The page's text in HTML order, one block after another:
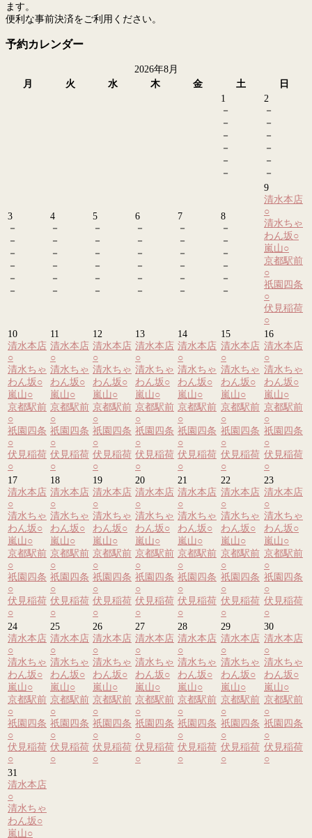
ます。
便利な事前決済をご利用ください。
予約カレンダー
2026年8月
月
火 水 木 金 土
日
1
－
－
－
－
－
－
2
－
－
－
－
－
－
3
－
－
－
－
－
－
4
－
－
－
－
－
－
5
－
－
－
－
－
－
6
－
－
－
－
－
－
7
－
－
－
－
－
－
8
－
－
－
－
－
－
9
清水本店
○
清水ちゃ
わん坂○
嵐山○
京都駅前
○
祇園四条
○
伏見稲荷
○
10
清水本店
○
清水ちゃ
わん坂○
嵐山○
京都駅前
○
祇園四条
○
伏見稲荷
○
11
清水本店
○
清水ちゃ
わん坂○
嵐山○
京都駅前
○
祇園四条
○
伏見稲荷
○
12
清水本店
○
清水ちゃ
わん坂○
嵐山○
京都駅前
○
祇園四条
○
伏見稲荷
○
13
清水本店
○
清水ちゃ
わん坂○
嵐山○
京都駅前
○
祇園四条
○
伏見稲荷
○
14
清水本店
○
清水ちゃ
わん坂○
嵐山○
京都駅前
○
祇園四条
○
伏見稲荷
○
15
清水本店
○
清水ちゃ
わん坂○
嵐山○
京都駅前
○
祇園四条
○
伏見稲荷
○
16
清水本店
○
清水ちゃ
わん坂○
嵐山○
京都駅前
○
祇園四条
○
伏見稲荷
○
17
清水本店
○
清水ちゃ
わん坂○
嵐山○
京都駅前
○
祇園四条
○
伏見稲荷
○
18
清水本店
○
清水ちゃ
わん坂○
嵐山○
京都駅前
○
祇園四条
○
伏見稲荷
○
19
清水本店
○
清水ちゃ
わん坂○
嵐山○
京都駅前
○
祇園四条
○
伏見稲荷
○
20
清水本店
○
清水ちゃ
わん坂○
嵐山○
京都駅前
○
祇園四条
○
伏見稲荷
○
21
清水本店
○
清水ちゃ
わん坂○
嵐山○
京都駅前
○
祇園四条
○
伏見稲荷
○
22
清水本店
○
清水ちゃ
わん坂○
嵐山○
京都駅前
○
祇園四条
○
伏見稲荷
○
23
清水本店
○
清水ちゃ
わん坂○
嵐山○
京都駅前
○
祇園四条
○
伏見稲荷
○
24
清水本店
○
清水ちゃ
わん坂○
嵐山○
京都駅前
○
祇園四条
○
伏見稲荷
○
25
清水本店
○
清水ちゃ
わん坂○
嵐山○
京都駅前
○
祇園四条
○
伏見稲荷
○
26
清水本店
○
清水ちゃ
わん坂○
嵐山○
京都駅前
○
祇園四条
○
伏見稲荷
○
27
清水本店
○
清水ちゃ
わん坂○
嵐山○
京都駅前
○
祇園四条
○
伏見稲荷
○
28
清水本店
○
清水ちゃ
わん坂○
嵐山○
京都駅前
○
祇園四条
○
伏見稲荷
○
29
清水本店
○
清水ちゃ
わん坂○
嵐山○
京都駅前
○
祇園四条
○
伏見稲荷
○
30
清水本店
○
清水ちゃ
わん坂○
嵐山○
京都駅前
○
祇園四条
○
伏見稲荷
○
31
清水本店
○
清水ちゃ
わん坂○
嵐山○